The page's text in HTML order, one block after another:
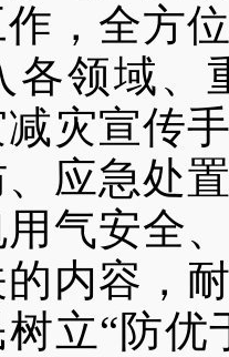
，全方
各领域、
灾宣传
应急处
气安全
内容，
立“防